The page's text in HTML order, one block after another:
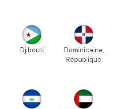
Djibouti
Dominicaine,
République